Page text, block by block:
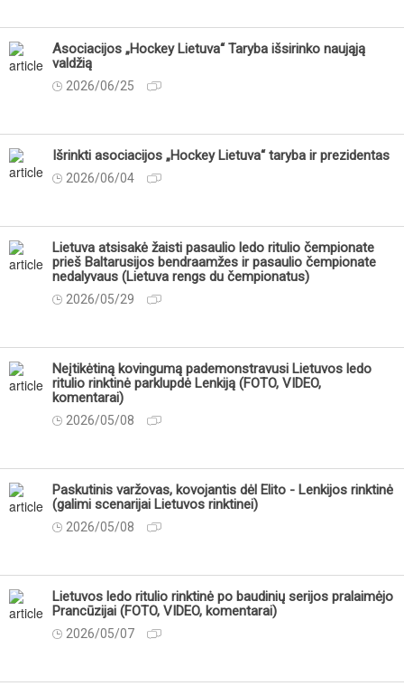
Asociacijos „Hockey Lietuva“ Taryba išsirinko naująją
valdžią
2026/06/25
Išrinkti asociacijos „Hockey Lietuva“ taryba ir prezidentas
2026/06/04
Lietuva atsisakė žaisti pasaulio ledo ritulio čempionate
prieš Baltarusijos bendraamžes ir pasaulio čempionate
nedalyvaus (Lietuva rengs du čempionatus)
2026/05/29
Neįtikėtiną kovingumą pademonstravusi Lietuvos ledo
ritulio rinktinė parklupdė Lenkiją (FOTO, VIDEO,
komentarai)
2026/05/08
Paskutinis varžovas, kovojantis dėl Elito - Lenkijos rinktinė
(galimi scenarijai Lietuvos rinktinei)
2026/05/08
Lietuvos ledo ritulio rinktinė po baudinių serijos pralaimėjo
Prancūzijai (FOTO, VIDEO, komentarai)
2026/05/07